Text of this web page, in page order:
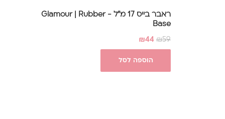
ראבר בייס 17 מ"ל - Glamour | Rubber
Base
₪59
₪44
הוספה לסל